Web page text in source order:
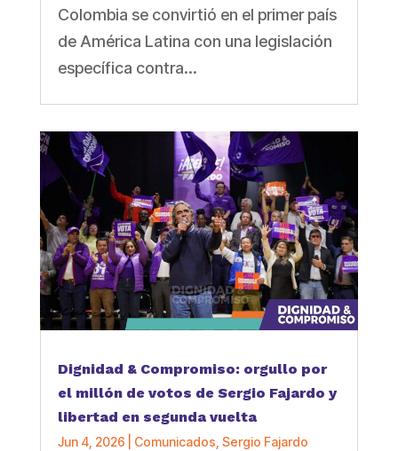
Colombia se convirtió en el primer país
de América Latina con una legislación
específica contra...
Dignidad & Compromiso: orgullo por
el millón de votos de Sergio Fajardo y
libertad en segunda vuelta
Jun 4, 2026 Comunicados Sergio Fajardo